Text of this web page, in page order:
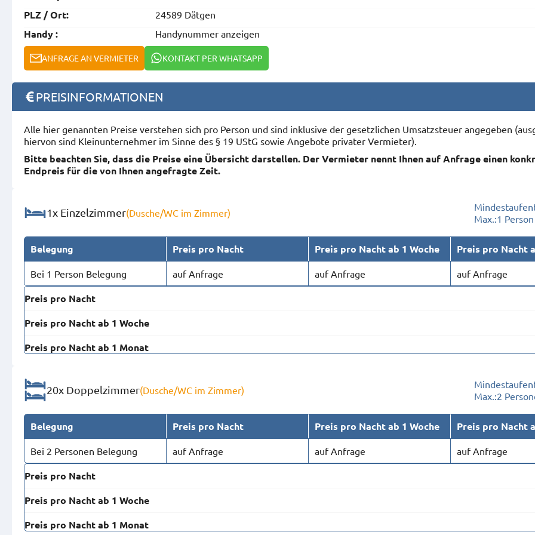
PLZ / Ort: 24589 Dätgen
Handy : Handynummer anzeigen
ANFRAGE AN VERMIETER KONTAKT PER WHATSAPP
PREISINFORMATIONEN
Alle hier genannten Preise verstehen sich pro Person und sind inklusive der gesetzlichen Umsatzsteuer angegeben
hiervon sind Kleinunternehmer im Sinne des § 19 UStG sowie Angebote privater Vermieter).
Bitte beachten Sie, dass die Preise eine Übersicht darstellen. Der Vermieter nennt Ihnen auf Anfrage einen
Endpreis für die von Ihnen angefragte Zeit.
1x Einzelzimmer(Dusche/WC im Zimmer)
Max.:1 Person
Belegung Preis pro Nacht Preis pro Nacht ab 1 Woche Preis pro Nacht
Bei 1 Person Belegung auf Anfrage auf Anfrage auf Anfrage
Preis pro Nacht
Preis pro Nacht ab 1 Woche
Preis pro Nacht ab 1 Monat
20x Doppelzimmer(Dusche/WC im Zimmer)
Max.:2
Belegung Preis pro Nacht Preis pro Nacht ab 1 Woche Preis pro Nacht
Bei 2 Personen Belegung auf Anfrage auf Anfrage auf Anfrage
Preis pro Nacht
Preis pro Nacht ab 1 Woche
Preis pro Nacht ab 1 Monat